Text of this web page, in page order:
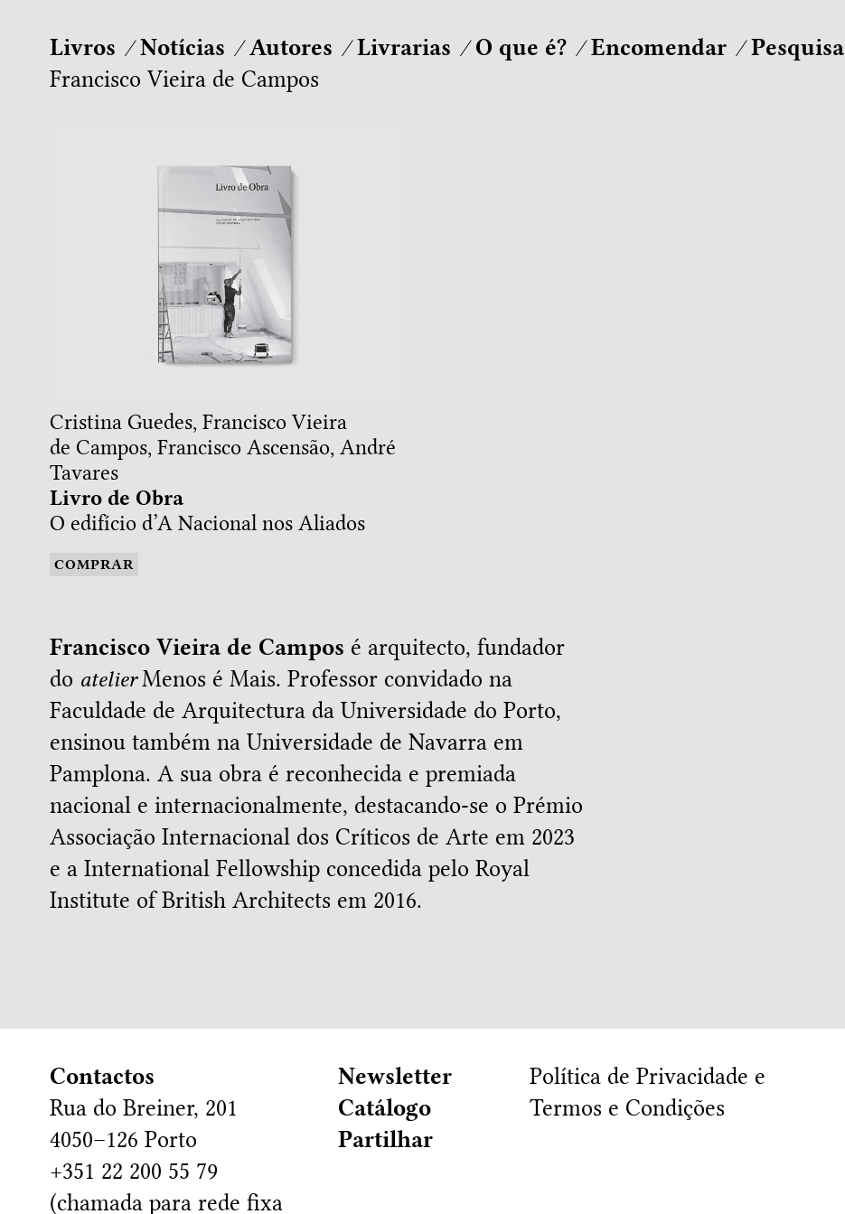
Livros Notícias Autores Livrarias O que é? Encomendar
Pesquisa
Francisco Vieira de Campos
Cristina Guedes, Francisco Vieira
de Campos, Francisco Ascensão, André
Tavares
Livro de Obra
O edifício d’A Nacional nos Aliados
COMPRAR
Francisco Vieira de Campos é arquitecto, fundador
do atelierMenos é Mais. Professor convidado na
Faculdade de Arquitectura da Universidade do Porto,
ensinou também na Universidade de Navarra em
Pamplona. A sua obra é reconhecida e premiada
nacional e internacionalmente, destacando-se o Prémio
Associação Internacional dos Críticos de Arte em 2023
e a International Fellowship concedida pelo Royal
Institute of British Architects em 2016.
Contactos
Rua do Breiner, 201
4050–126 Porto
+351 22 200 55 79
(chamada para rede fixa
Newsletter
Catálogo
Partilhar
Política de Privacidade e
Termos e Condições